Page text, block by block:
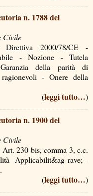
n. 1788 del
Civile
2000/78/CE -
- Nozione - Tutela
della parità di
- Onere della
(leggi tutto…)
n. 1900 del
Civile
230 bis, comma 3, c.c.
Applicabilit&ag rave; -
(leggi tutto…)